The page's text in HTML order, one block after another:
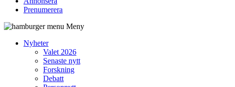
Prenumerera
Meny
Nyheter
Valet 2026
Senaste nytt
Forskning
Debatt